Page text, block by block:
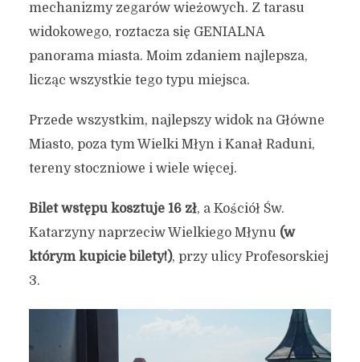
mechanizmy zegarów wieżowych. Z tarasu
widokowego, roztacza się GENIALNA
panorama miasta. Moim zdaniem najlepsza,
licząc wszystkie tego typu miejsca.
Przede wszystkim, najlepszy widok na Główne
Miasto, poza tym Wielki Młyn i Kanał Raduni,
tereny stoczniowe i wiele więcej.
Bilet wstępu kosztuje 16 zł, a Kościół Św.
Katarzyny naprzeciw Wielkiego Młynu (w
którym kupicie bilety!), przy ulicy Profesorskiej
3.